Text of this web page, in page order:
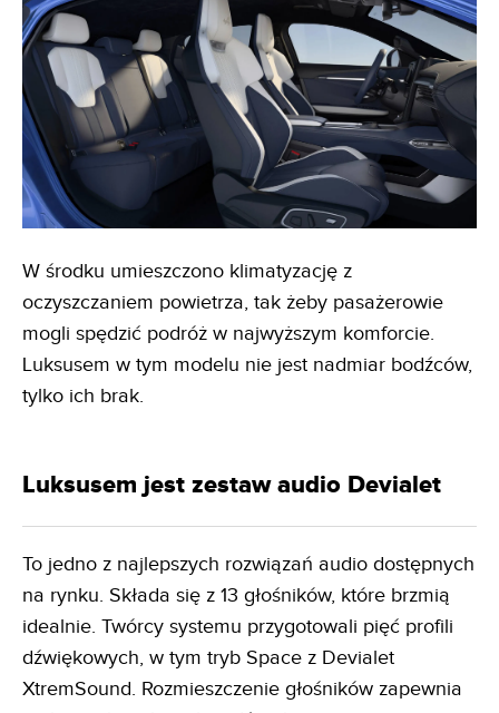
W środku umieszczono klimatyzację z
oczyszczaniem powietrza, tak żeby pasażerowie
mogli spędzić podróż w najwyższym komforcie.
Luksusem w tym modelu nie jest nadmiar bodźców,
tylko ich brak.
Luksusem jest zestaw audio Devialet
To jedno z najlepszych rozwiązań audio dostępnych
na rynku. Składa się z 13 głośników, które brzmią
idealnie. Twórcy systemu przygotowali pięć profili
dźwiękowych, w tym tryb Space z Devialet
XtremSound. Rozmieszczenie głośników zapewnia